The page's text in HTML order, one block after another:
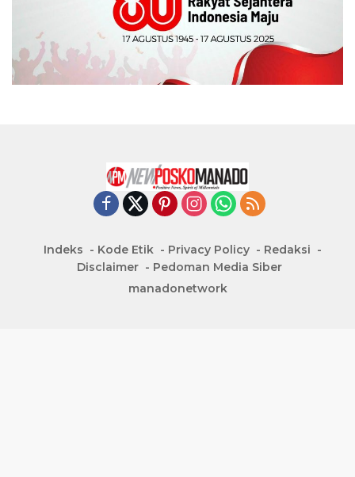
Indeks Kode Etik Privacy Policy
Redaksi
Disclaimer
Pedoman Media Siber
manadonetwork